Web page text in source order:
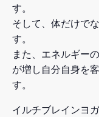
す。
そして、体だけで
す。
また、エネルギー
が増し自分自身を
す。
イルチブレインヨ